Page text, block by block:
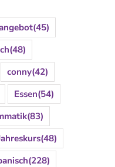
(45)
(48)
conny(42)
Essen(54)
(83)
(48)
(228)